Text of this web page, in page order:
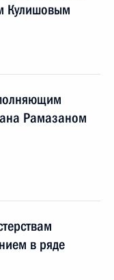
Кулишовым
Рамазаном
в ряде